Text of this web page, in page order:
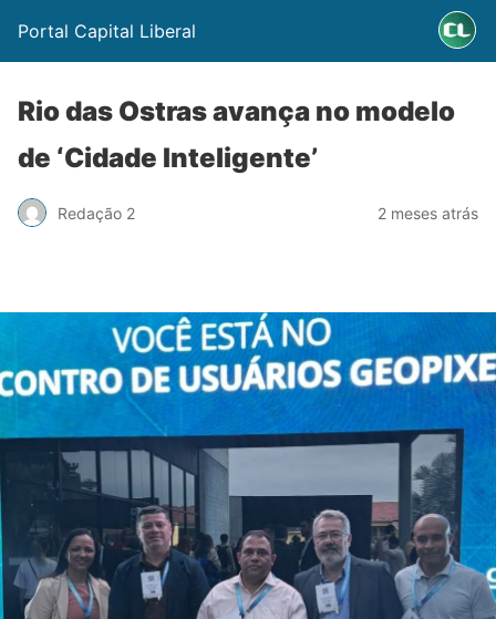
Portal Capital Liberal
Rio das Ostras avança no modelo
de ‘Cidade Inteligente’
Redação 2 2 meses atrás